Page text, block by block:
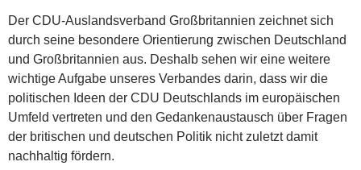
Der CDU-Auslandsverband Großbritannien zeichnet sich
durch seine besondere Orientierung zwischen Deutschland
und Großbritannien aus. Deshalb sehen wir eine weitere
wichtige Aufgabe unseres Verbandes darin, dass wir die
politischen Ideen der CDU Deutschlands im europäischen
Umfeld vertreten und den Gedankenaustausch über Fragen
der britischen und deutschen Politik nicht zuletzt damit
nachhaltig fördern.